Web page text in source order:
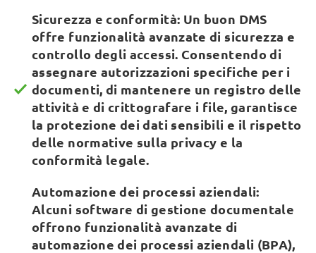
Sicurezza e conformità: Un buon DMS
offre funzionalità avanzate di sicurezza e
controllo degli accessi. Consentendo di
assegnare autorizzazioni specifiche per i
documenti, di mantenere un registro delle
attività e di crittografare i file, garantisce
la protezione dei dati sensibili e il rispetto
delle normative sulla privacy e la
conformità legale.
Automazione dei processi aziendali:
Alcuni software di gestione documentale
offrono funzionalità avanzate di
automazione dei processi aziendali (BPA),